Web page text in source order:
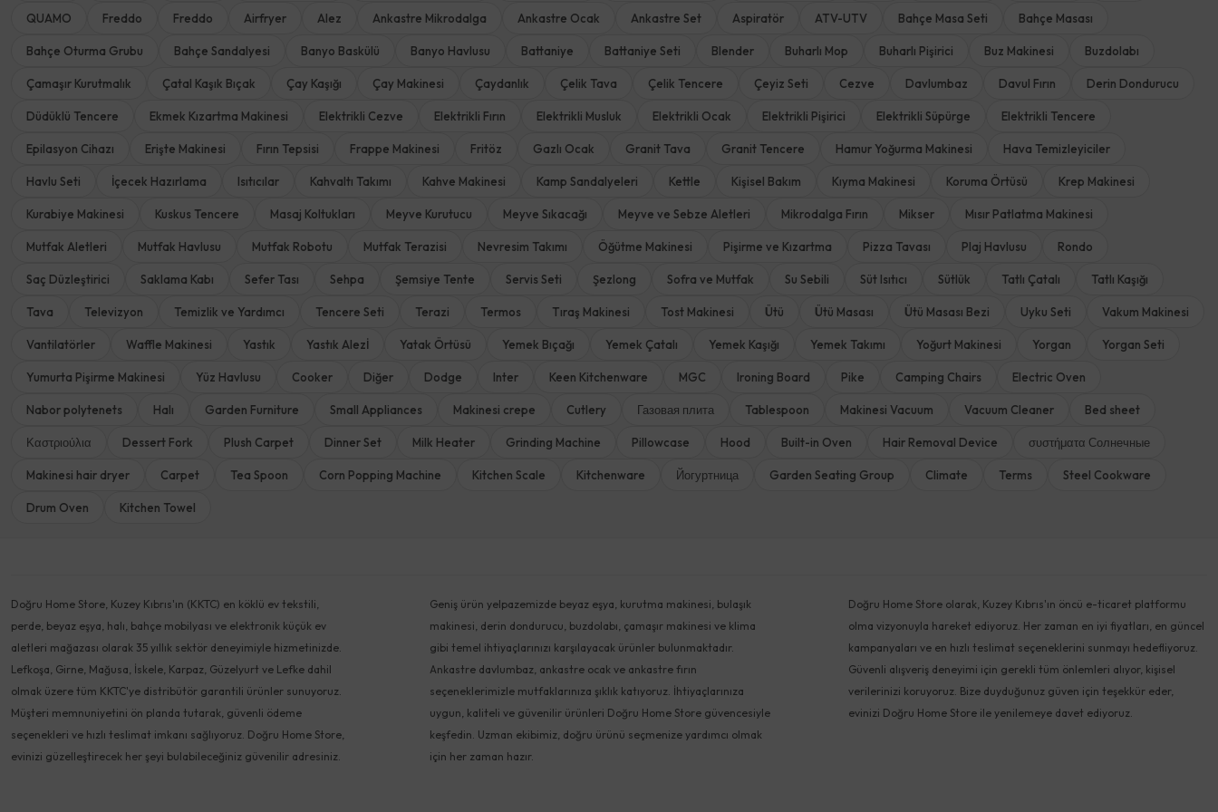
QUAMO Freddo Freddo Airfryer Alez Ankastre Mikrodalga Ankastre Ocak Ankastre Set Aspiratör ATV-UTV Bahçe Masa Seti Bahçe Masası
Bahçe Oturma Grubu Bahçe Sandalyesi Banyo Baskülü Banyo Havlusu Battaniye Battaniye Seti Blender Buharlı Mop Buharlı Pişirici Buz Makinesi Buzdolabı
Çamaşır Kurutmalık Çatal Kaşık Bıçak Çay Kaşığı Çay Makinesi Çaydanlık Çelik Tava Çelik Tencere Çeyiz Seti Cezve Davlumbaz Davul Fırın Derin Dondurucu
Düdüklü Tencere Ekmek Kızartma Makinesi Elektrikli Cezve Elektrikli Fırın Elektrikli Musluk Elektrikli Ocak Elektrikli Pişirici Elektrikli Süpürge Elektrikli Tencere
Epilasyon Cihazı Erişte Makinesi Fırın Tepsisi Frappe Makinesi Fritöz Gazlı Ocak Granit Tava Granit Tencere Hamur Yoğurma Makinesi Hava Temizleyiciler
Havlu Seti İçecek Hazırlama Isıtıcılar Kahvaltı Takımı Kahve Makinesi Kamp Sandalyeleri Kettle Kişisel Bakım Kıyma Makinesi Koruma Örtüsü Krep Makinesi
Kurabiye Makinesi Kuskus Tencere Masaj Koltukları Meyve Kurutucu Meyve Sıkacağı Meyve ve Sebze Aletleri Mikrodalga Fırın Mikser Mısır Patlatma Makinesi
Mutfak Aletleri Mutfak Havlusu Mutfak Robotu Mutfak Terazisi Nevresim Takımı Öğütme Makinesi Pişirme ve Kızartma Pizza Tavası Plaj Havlusu Rondo
Saç Düzleştirici Saklama Kabı Sefer Tası Sehpa Şemsiye Tente Servis Seti Şezlong Sofra ve Mutfak Su Sebili Süt Isıtıcı Sütlük Tatlı Çatalı Tatlı Kaşığı
Tava Televizyon Temizlik ve Yardımcı Tencere Seti Terazi Termos Tıraş Makinesi Tost Makinesi Ütü Ütü Masası Ütü Masası Bezi Uyku Seti Vakum Makinesi
Vantilatörler Waffle Makinesi Yastık Yastık Alezİ Yatak Örtüsü Yemek Bıçağı Yemek Çatalı Yemek Kaşığı Yemek Takımı Yoğurt Makinesi Yorgan Yorgan Seti
Yumurta Pişirme Makinesi Yüz Havlusu Cooker Diğer Dodge Inter Keen Kitchenware MGC Ironing Board Pike Camping Chairs Electric Oven
Nabor polytenets Halı Garden Furniture Small Appliances Makinesi crepe Cutlery Газовая плита Tablespoon Makinesi Vacuum Vacuum Cleaner Bed sheet
Καστριούλια Dessert Fork Plush Carpet Dinner Set Milk Heater Grinding Machine Pillowcase Hood Built-in Oven Hair Removal Device συστήματα Солнечные
Makinesi hair dryer Carpet Tea Spoon Corn Popping Machine Kitchen Scale Kitchenware Йогуртница Garden Seating Group Climate Terms Steel Cookware
Drum Oven Kitchen Towel
Doğru Home Store, Kuzey Kıbrıs'ın (KKTC) en köklü ev tekstili,
perde, beyaz eşya, halı, bahçe mobilyası ve elektronik küçük ev
aletleri mağazası olarak 35 yıllık sektör deneyimiyle hizmetinizde.
Lefkoşa, Girne, Mağusa, İskele, Karpaz, Güzelyurt ve Lefke dahil
olmak üzere tüm KKTC'ye distribütör garantili ürünler sunuyoruz.
Müşteri memnuniyetini ön planda tutarak, güvenli ödeme
seçenekleri ve hızlı teslimat imkanı sağlıyoruz. Doğru Home Store,
evinizi güzelleştirecek her şeyi bulabileceğiniz güvenilir adresiniz.
Geniş ürün yelpazemizde beyaz eşya, kurutma makinesi, bulaşık
makinesi, derin dondurucu, buzdolabı, çamaşır makinesi ve klima
gibi temel ihtiyaçlarınızı karşılayacak ürünler bulunmaktadır.
Ankastre davlumbaz, ankastre ocak ve ankastre fırın
seçeneklerimizle mutfaklarınıza şıklık katıyoruz. İhtiyaçlarınıza
uygun, kaliteli ve güvenilir ürünleri Doğru Home Store güvencesiyle
keşfedin. Uzman ekibimiz, doğru ürünü seçmenize yardımcı olmak
için her zaman hazır.
Doğru Home Store olarak, Kuzey Kıbrıs'ın öncü e-ticaret platformu
olma vizyonuyla hareket ediyoruz. Her zaman en iyi fiyatları, en güncel
kampanyaları ve en hızlı teslimat seçeneklerini sunmayı hedefliyoruz.
Güvenli alışveriş deneyimi için gerekli tüm önlemleri alıyor, kişisel
verilerinizi koruyoruz. Bize duyduğunuz güven için teşekkür eder,
evinizi Doğru Home Store ile yenilemeye davet ediyoruz.